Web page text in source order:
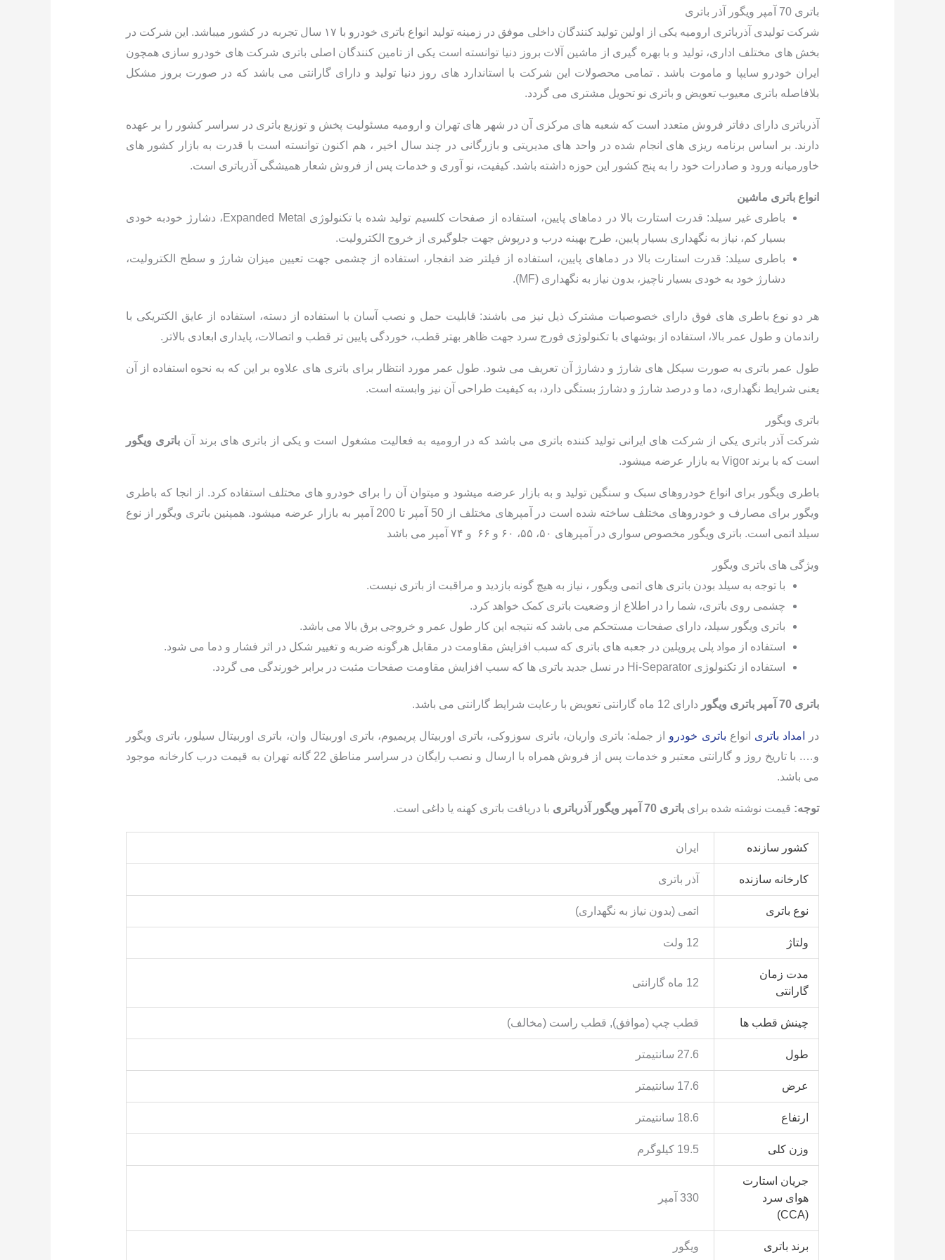
باتری 70 آمپر ویگور آذر باتری
شرکت تولیدی آذرباتری ارومیه یکی از اولین تولید کنندگان داخلی موفق در زمینه تولید انواع باتری خودرو با ۱۷ سال تجربه در کشور میباشد. این شرکت در
بخش های مختلف اداری، تولید و با بهره گیری از ماشین آلات بروز دنیا توانسته است یکی از تامین کنندگان اصلی باتری شرکت های خودرو سازی همچون
ایران خودرو سایپا و ماموت باشد . تمامی محصولات این شرکت با استاندارد های روز دنیا تولید و دارای گارانتی می باشد که در صورت بروز مشکل
بلافاصله باتری معیوب تعویض و باتری نو تحویل مشتری می گردد.
آذرباتری دارای دفاتر فروش متعدد است که شعبه های مرکزی آن در شهر های تهران و ارومیه مسئولیت پخش و توزیع باتری در سراسر کشور را بر عهده
دارند. بر اساس برنامه ریزی های انجام شده در واحد های مدیریتی و بازرگانی در چند سال اخیر ، هم اکنون توانسته است با قدرت به بازار کشور های
خاورمیانه ورود و صادرات خود را به پنج کشور این حوزه داشته باشد. کیفیت، نو آوری و خدمات پس از فروش شعار همیشگی آذرباتری است.
انواع باتری ماشین
باطری غیر سیلد: قدرت استارت بالا در دماهای پایین، استفاده از صفحات کلسیم تولید شده با تکنولوژی Expanded Metal، دشارژ خودبه خودی
بسیار کم، نیاز به نگهداری بسیار پایین، طرح بهینه درب و درپوش جهت جلوگیری از خروج الکترولیت.
باطری سیلد: قدرت استارت بالا در دماهای پایین، استفاده از فیلتر ضد انفجار، استفاده از چشمی جهت تعیین میزان شارژ و سطح الکترولیت،
دشارژ خود به خودی بسیار ناچیز، بدون نیاز به نگهداری (MF).
هر دو نوع باطری های فوق دارای خصوصیات مشترک ذیل نیز می باشند: قابلیت حمل و نصب آسان با استفاده از دسته، استفاده از عایق الکتریکی با
راندمان و طول عمر بالا، استفاده از بوشهای با تکنولوژی فورج سرد جهت ظاهر بهتر قطب، خوردگی پایین تر قطب و اتصالات، پایداری ابعادی بالاتر.
طول عمر باتری به صورت سیکل های شارژ و دشارژ آن تعریف می شود. طول عمر مورد انتظار برای باتری های علاوه بر این که به نحوه استفاده از آن
یعنی شرایط نگهداری، دما و درصد شارژ و دشارژ بستگی دارد، به کیفیت طراحی آن نیز وابسته است.
باتری ویگور
شرکت آذر باتری یکی از شرکت های ایرانی تولید کننده باتری می باشد که در ارومیه به فعالیت مشغول است و یکی از باتری های برند آن باتری ویگور
است که با برند Vigor به بازار عرضه میشود.
باطری ویگور برای انواع خودروهای سبک و سنگین تولید و به بازار عرضه میشود و میتوان آن را برای خودرو های مختلف استفاده کرد. از انجا که باطری
ویگور برای مصارف و خودروهای مختلف ساخته شده است در آمپرهای مختلف از 50 آمپر تا 200 آمپر به بازار عرضه میشود. همپنین باتری ویگور از نوع
سیلد اتمی است. باتری ویگور مخصوص سواری در آمپرهای ۵۰، ۵۵، ۶۰ و ۶۶ و ۷۴ آمپر می باشد
ویژگی های باتری ویگور
با توجه به سیلد بودن باتری های اتمی ویگور ، نیاز به هیچ گونه بازدید و مراقبت از باتری نیست.
چشمی روی باتری، شما را در اطلاع از وضعیت باتری کمک خواهد کرد.
باتری ویگور سیلد، دارای صفحات مستحکم می باشد که نتیجه این کار طول عمر و خروجی برق بالا می باشد.
استفاده از مواد پلی پروپلین در جعبه های باتری که سبب افزایش مقاومت در مقابل هرگونه ضربه و تغییر شکل در اثر فشار و دما می شود.
استفاده از تکنولوژی Hi-Separator در نسل جدید باتری ها که سبب افزایش مقاومت صفحات مثبت در برابر خورندگی می گردد.
باتری 70 آمپر باتری ویگور دارای 12 ماه گارانتی تعویض با رعایت شرایط گارانتی می باشد.
در امداد باتری انواع باتری خودرو از جمله: باتری واریان، باتری سوزوکی، باتری اوربیتال پریمیوم، باتری اوربیتال وان، باتری اوربیتال سیلور، باتری ویگور
و…. با تاریخ روز و گارانتی معتبر و خدمات پس از فروش همراه با ارسال و نصب رایگان در سراسر مناطق 22 گانه تهران به قیمت درب کارخانه موجود
می باشد.
توجه: قیمت نوشته شده برای باتری 70 آمپر ویگور آذرباتری با دریافت باتری کهنه یا داغی است.
کشور سازنده ایران
کارخانه سازنده آذر باتری
نوع باتری اتمی (بدون نیاز به نگهداری)
ولتاژ 12 ولت
مدت زمان
گارانتی
12 ماه گارانتی
چینش قطب ها قطب چپ (موافق), قطب راست (مخالف)
طول 27.6 سانتیمتر
عرض 17.6 سانتیمتر
ارتفاع 18.6 سانتیمتر
وزن کلی 19.5 کیلوگرم
جریان استارت
هوای سرد
(CCA)
330 آمپر
برند باتری ویگور